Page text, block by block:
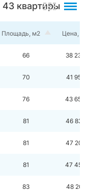
43 квартиры
Площадь, м2 Цена,
66 38 230
70 41 954
76 43 659
81 46 835
81 47 202
81 47 457
83 48 205